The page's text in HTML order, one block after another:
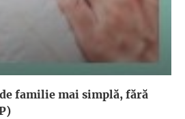
familie mai simplă, fără